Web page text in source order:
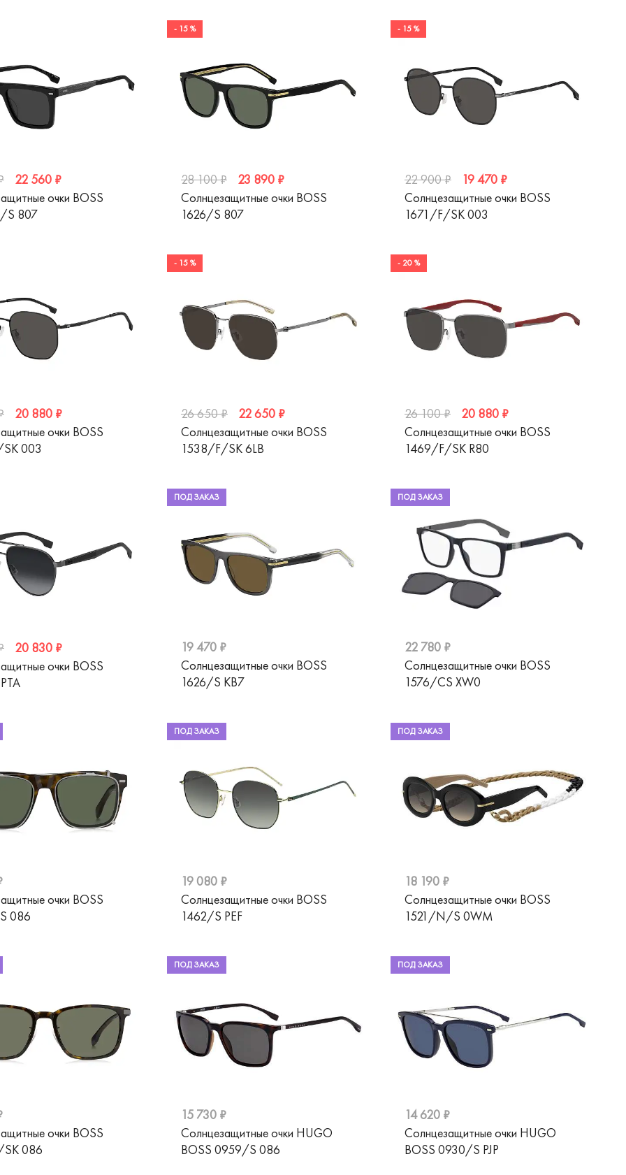
22 560 ₽
очки BOSS
S 807
- 15 %
28 100 ₽
23 890 ₽
Солнцезащитные очки BOSS
1626/S 807
- 15 %
22 900 ₽
19 470 ₽
Солнцезащитные очки BOSS
1671/F/SK 003
20 880 ₽
очки BOSS
003
- 15 %
26 650 ₽
22 650 ₽
Солнцезащитные очки BOSS
1538/F/SK 6LB
- 20 %
26 100 ₽
20 880 ₽
Солнцезащитные очки BOSS
1469/F/SK R80
20 830 ₽
очки BOSS
ПОД ЗАКАЗ
19 470 ₽
Солнцезащитные очки BOSS
1626/S KB7
ПОД ЗАКАЗ
22 780 ₽
Солнцезащитные очки BOSS
1576/CS XW0
очки BOSS
086
ПОД ЗАКАЗ
19 080 ₽
Солнцезащитные очки BOSS
1462/S PEF
ПОД ЗАКАЗ
18 190 ₽
Солнцезащитные очки BOSS
1521/N/S 0WM
очки BOSS
086
ПОД ЗАКАЗ
15 730 ₽
Солнцезащитные очки HUGO
BOSS 0959/S 086
ПОД ЗАКАЗ
14 620 ₽
Солнцезащитные очки HUGO
BOSS 0930/S PJP